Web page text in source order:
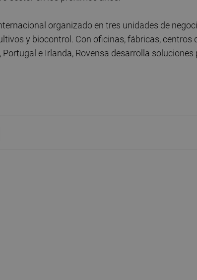
organizado en tres unidades de
y biocontrol. Con oficinas, fábricas, centros
Portugal e Irlanda, Rovensa desarrolla